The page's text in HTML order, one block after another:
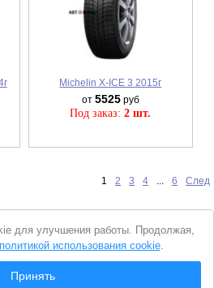
Michelin X-ICE 3 2015г
от 5525руб
Под заказ:2 шт.
1 2 3 4 6 След
Армянска"
носит справочный характер и не
для улучшения работы. Продолжая,
политикой использования cookie.
Принять